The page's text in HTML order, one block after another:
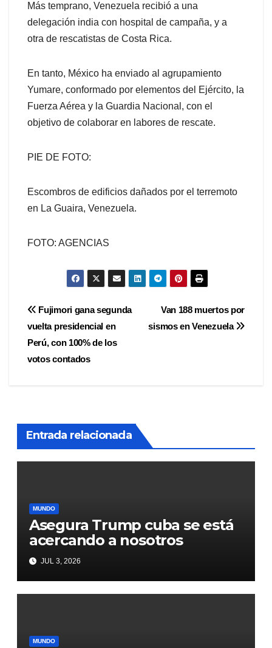
Más temprano, Venezuela recibió a una
delegación india con hospital de campaña, y a
otra de rescatistas de Costa Rica.
En tanto, México ha enviado al agrupamiento
Yumare, conformado por elementos del Ejército, la
Fuerza Aérea y la Guardia Nacional, con el
objetivo de colaborar en labores de rescate.
PIE DE FOTO:
Escombros de edificios dañados por el terremoto
en La Guaira, Venezuela.
FOTO: AGENCIAS
Navegación
de
entradas
Van 188 muertos por
sismos en Venezuela
Fujimori gana segunda
vuelta presidencial en
Perú, con 100% de los
votos contados
Entrada relacionada
MUNDO
Asegura Trump cuba se está
acercando a nosotros
JUL 3, 2026
MUNDO